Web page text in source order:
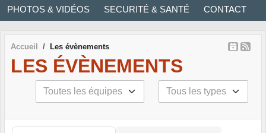
PHOTOS & VIDÉOS SECURITÉ & SANTÉ CONTACT
Accueil Les évènements
LES ÉVÈNEMENTS